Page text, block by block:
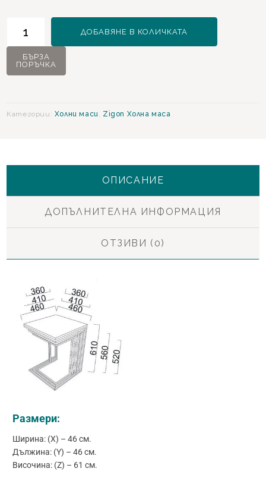
Lantes
маса
ДОБАВЯНЕ В КОЛИЧКАТА
БЪРЗА
ПОРЪЧКА
Категории: Холни маси, Zigon Холна маса
ОПИСАНИЕ
ДОПЪЛНИТЕЛНА ИНФОРМАЦИЯ
ОТЗИВИ (0)
Размери:
Ширина: (X) – 46 см.
Дължина: (Y) – 46 см.
Височина: (Z) – 61 см.